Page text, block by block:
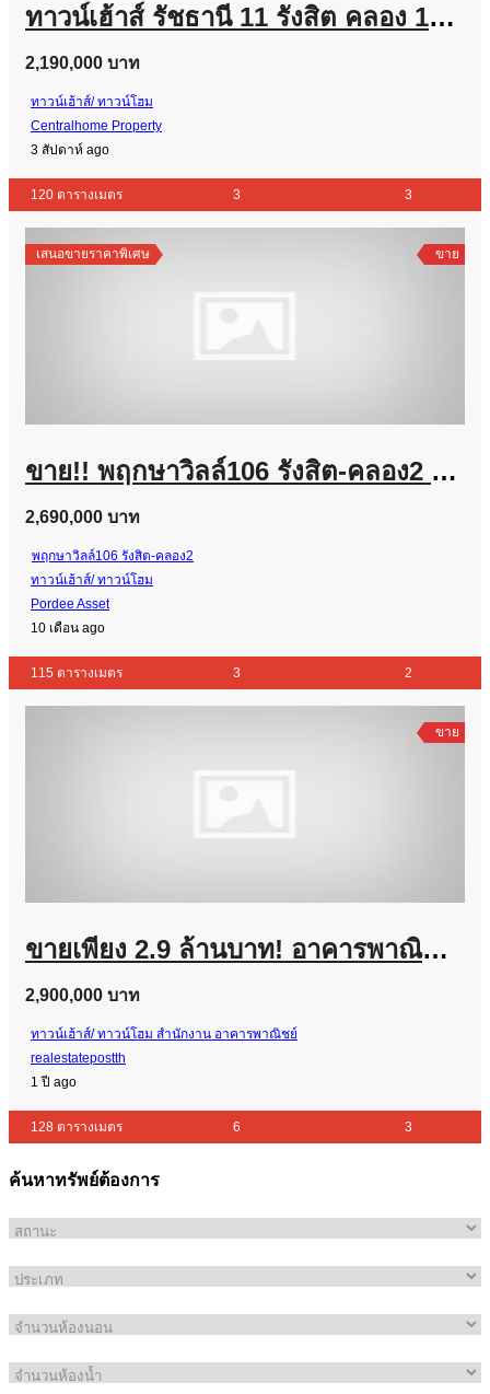
ทาวน์เฮ้าส์ รัชธานี 11 รังสิต คลอง 11 (หลังมุม)
2,190,000 บาท
ทาวน์เฮ้าส์/ ทาวน์โฮม
Centralhome Property
3 สัปดาห์ ago
120 ตารางเมตร 3 3
เสนอขายราคาพิเศษ ขาย
ขาย!! พฤกษาวิลล์106 รังสิต-คลอง2 (ขนาด 22 ตร.ว.) ถ.เลียบคลองรังสิต-นครนายก อ.ธัญบุรี จ.ปทุมธานี : Pruksa Ville 106 Rangsit – Klong 2
2,690,000 บาท
พฤกษาวิลล์106 รังสิต-คลอง2
ทาวน์เฮ้าส์/ ทาวน์โฮม
Pordee Asset
10 เดือน ago
115 ตารางเมตร 3 2
ขาย
ขายเพียง 2.9 ล้านบาท! อาคารพาณิชย์ 2 คูหา ทะลุถึงกัน 3 ชั้นครึ่ง ห้องหัวมุม สภาพใหม่ ทำเลทอง ใกล้ Big C คลองหก! โทร 081-466-4597
2,900,000 บาท
ทาวน์เฮ้าส์/ ทาวน์โฮม สำนักงาน อาคารพาณิชย์
realestatepostth
1 ปี ago
128 ตารางเมตร 6 3
ค้นหาทรัพย์ต้องการ